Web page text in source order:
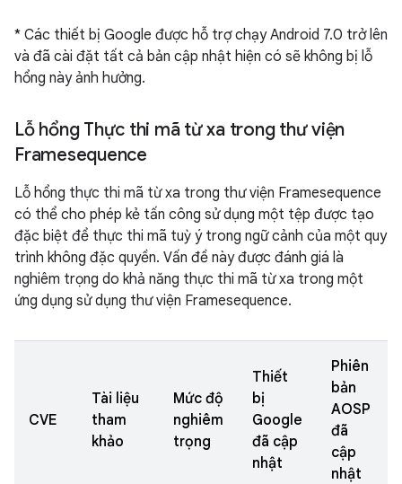
* Các thiết bị Google được hỗ trợ chạy Android 7.0 trở lên
và đã cài đặt tất cả bản cập nhật hiện có sẽ không bị lỗ
hổng này ảnh hưởng.
Lỗ hổng Thực thi mã từ xa trong thư viện
Framesequence
Lỗ hổng thực thi mã từ xa trong thư viện Framesequence
có thể cho phép kẻ tấn công sử dụng một tệp được tạo
đặc biệt để thực thi mã tuỳ ý trong ngữ cảnh của một quy
trình không đặc quyền. Vấn đề này được đánh giá là
nghiêm trọng do khả năng thực thi mã từ xa trong một
ứng dụng sử dụng thư viện Framesequence.
CVE
Tài liệu
tham
khảo
Mức độ
nghiêm
trọng
Thiết
bị
Google
đã cập
nhật
Phiên
bản
AOSP
đã
cập
nhật